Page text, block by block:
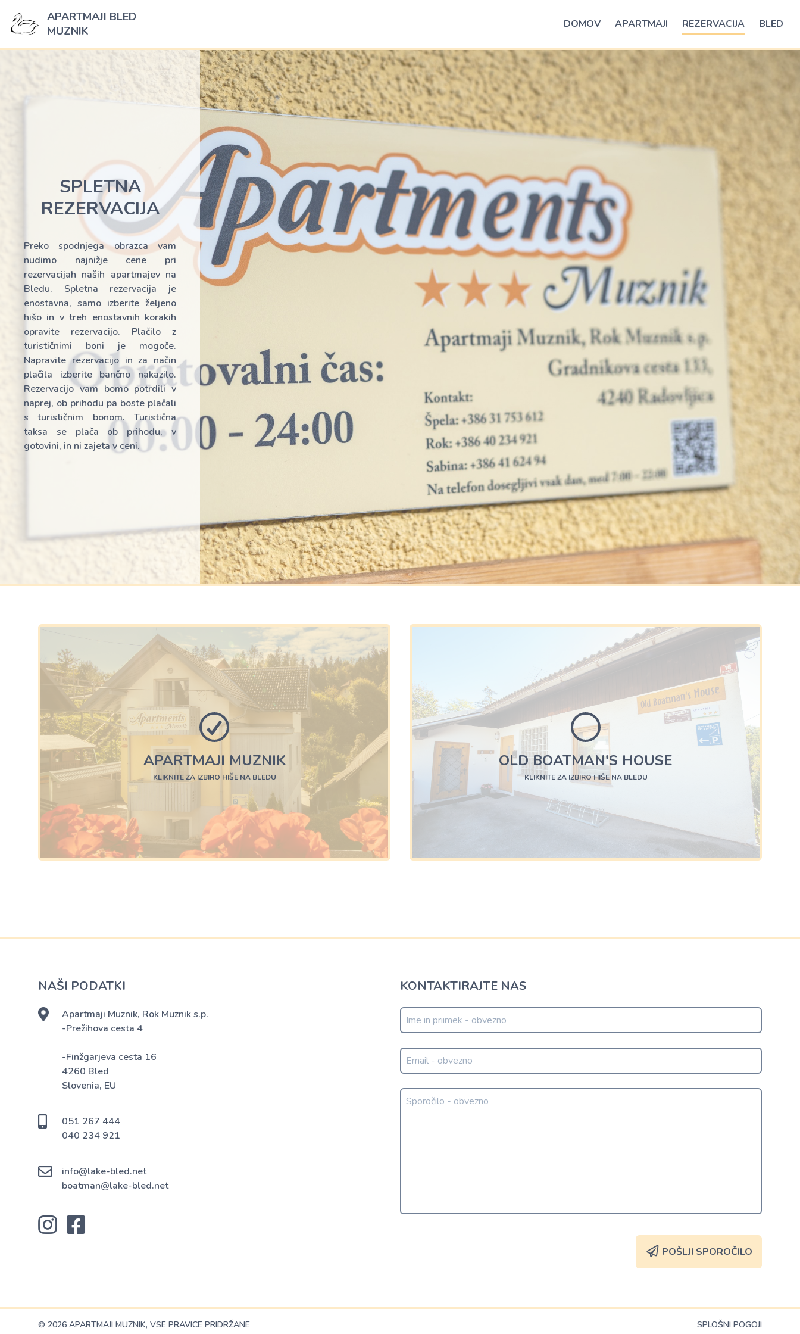
APARTMAJI BLED
MUZNIK
DOMOV APARTMAJI REZERVACIJA BLED
SPLETNA
REZERVACIJA
Preko spodnjega obrazca vam
nudimo najnižje cene pri
rezervacijah naših apartmajev na
Bledu. Spletna rezervacija je
enostavna, samo izberite željeno
hišo in v treh enostavnih korakih
opravite rezervacijo. Plačilo z
turističnimi boni je mogoče.
Napravite rezervacijo in za način
plačila izberite bančno nakazilo.
Rezervacijo vam bomo potrdili v
naprej, ob prihodu pa boste plačali
s turističnim bonom. Turistična
taksa se plača ob prihodu, v
gotovini, in ni zajeta v ceni.
APARTMAJI MUZNIK
KLIKNITE ZA IZBIRO HIŠE NA BLEDU
OLD BOATMAN'S HOUSE
KLIKNITE ZA IZBIRO HIŠE NA BLEDU
NAŠI PODATKI
Apartmaji Muznik, Rok Muznik s.p.
-Prežihova cesta 4
-Finžgarjeva cesta 16
4260 Bled
Slovenia, EU
051 267 444
040 234 921
info@lake-bled.net
boatman@lake-bled.net
KONTAKTIRAJTE NAS
POŠLJI SPOROČILO
© 2026 APARTMAJI MUZNIK, VSE PRAVICE PRIDRŽANE SPLOŠNI POGOJI